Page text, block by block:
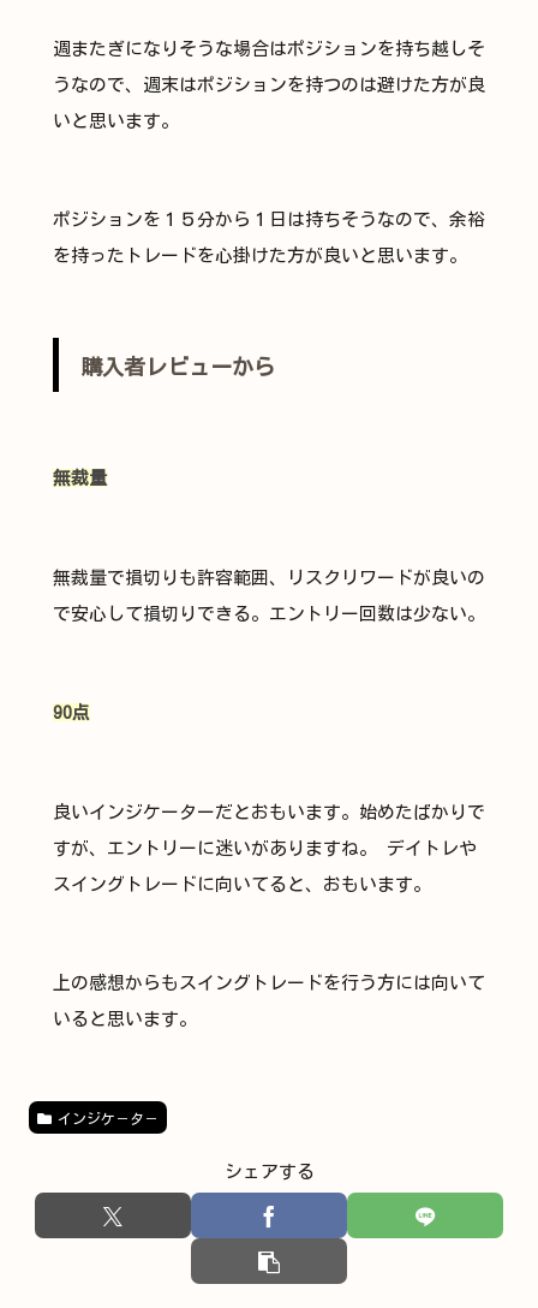
週またぎになりそうな場合はポジションを持ち越しそ
うなので、週末はポジションを持つのは避けた方が良
いと思います。
ポジションを１５分から１日は持ちそうなので、余裕
を持ったトレードを心掛けた方が良いと思います。
購入者レビューから
無裁量
無裁量で損切りも許容範囲、リスクリワードが良いの
で安心して損切りできる。エントリー回数は少ない。
90点
良いインジケーターだとおもいます。始めたばかりで
すが、エントリーに迷いがありますね。 デイトレや
スイングトレードに向いてると、おもいます。
上の感想からもスイングトレードを行う方には向いて
いると思います。
インジケ－タ－
シェアする